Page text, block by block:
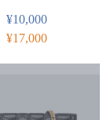
¥10,000
¥17,000